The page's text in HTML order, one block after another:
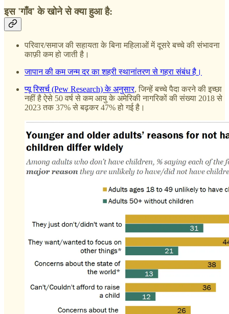
इस 'गाँव' के खोने से क्या हुआ है:
परिवार/समाज की सहायता के बिना महिलाओं में दूसरे बच्चे की संभावना
काफ़ी कम हो जाती है।
जापान की कम जन्म दर का शहरी स्थानांतरण से गहरा संबंध है।
प्यू रिसर्च (Pew Research) के अनुसार, जिन्हें बच्चे पैदा करने की इच्छा
नहीं है ऐसे 50 वर्ष से कम आयु के अमेरिकी नागरिकों की संख्या 2018 से
2023 तक 37% से बढ़कर 47% हो गई है।